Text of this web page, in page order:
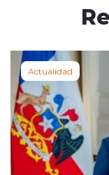
Actualidad